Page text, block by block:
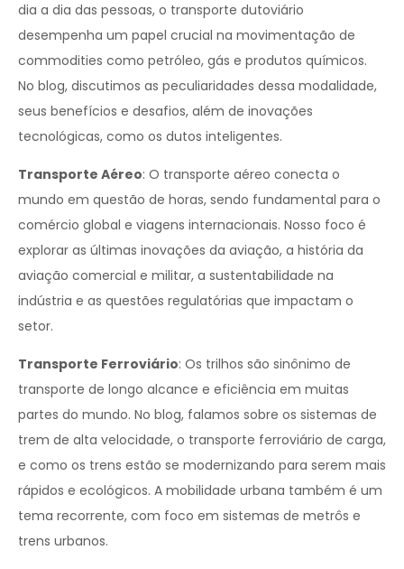
dia a dia das pessoas, o transporte dutoviário
desempenha um papel crucial na movimentação de
commodities como petróleo, gás e produtos químicos.
No blog, discutimos as peculiaridades dessa modalidade,
seus benefícios e desafios, além de inovações
tecnológicas, como os dutos inteligentes.
Transporte Aéreo: O transporte aéreo conecta o
mundo em questão de horas, sendo fundamental para o
comércio global e viagens internacionais. Nosso foco é
explorar as últimas inovações da aviação, a história da
aviação comercial e militar, a sustentabilidade na
indústria e as questões regulatórias que impactam o
setor.
Transporte Ferroviário: Os trilhos são sinônimo de
transporte de longo alcance e eficiência em muitas
partes do mundo. No blog, falamos sobre os sistemas de
trem de alta velocidade, o transporte ferroviário de carga,
e como os trens estão se modernizando para serem mais
rápidos e ecológicos. A mobilidade urbana também é um
tema recorrente, com foco em sistemas de metrôs e
trens urbanos.